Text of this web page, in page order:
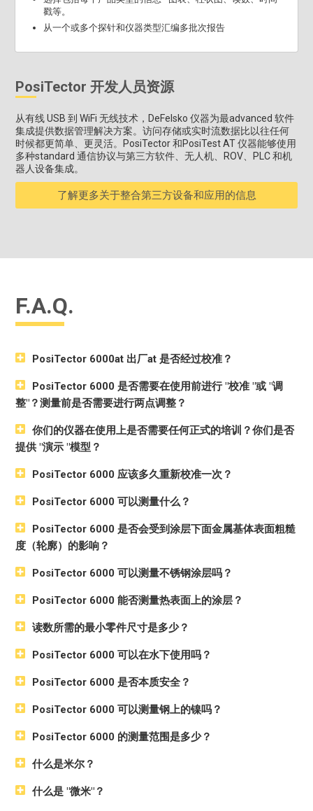
戳等。
从一个或多个探针和仪器类型汇编多批次报告
PosiTector 开发人员资源
从有线 USB 到 WiFi 无线技术，DeFelsko 仪器为最advanced 软件
集成提供数据管理解决方案。访问存储或实时流数据比以往任何
时候都更简单、更灵活。PosiTector 和PosiTest AT 仪器能够使用
多种standard 通信协议与第三方软件、无人机、ROV、PLC 和机
器人设备集成。
了解更多关于整合第三方设备和应用的信息
F.A.Q.
PosiTector 6000at 出厂at 是否经过校准？
PosiTector 6000 是否需要在使用前进行 "校准 "或 "调
整"？测量前是否需要进行两点调整？
你们的仪器在使用上是否需要任何正式的培训？你们是否
提供 "演示 "模型？
PosiTector 6000 应该多久重新校准一次？
PosiTector 6000 可以测量什么？
PosiTector 6000 是否会受到涂层下面金属基体表面粗糙
度（轮廓）的影响？
PosiTector 6000 可以测量不锈钢涂层吗？
PosiTector 6000 能否测量热表面上的涂层？
读数所需的最小零件尺寸是多少？
PosiTector 6000 可以在水下使用吗？
PosiTector 6000 是否本质安全？
PosiTector 6000 可以测量钢上的镍吗？
PosiTector 6000 的测量范围是多少？
什么是米尔？
什么是 "微米"？